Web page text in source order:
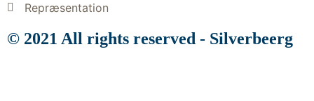
Repræsentation
© 2021 All rights reserved​ - Silverbeerg